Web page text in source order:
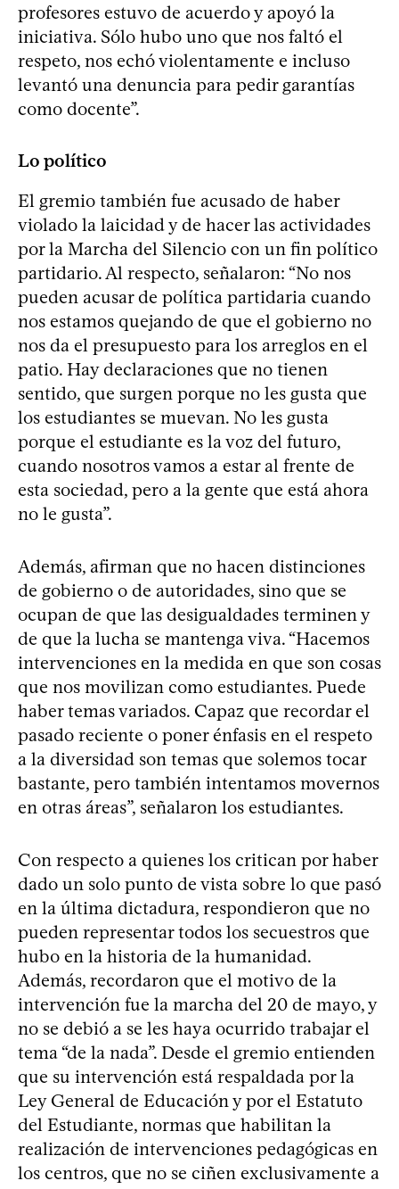
profesores estuvo de acuerdo y apoyó la
iniciativa. Sólo hubo uno que nos faltó el
respeto, nos echó violentamente e incluso
levantó una denuncia para pedir garantías
como docente”.
Lo político
El gremio también fue acusado de haber
violado la laicidad y de hacer las actividades
por la Marcha del Silencio con un fin político
partidario. Al respecto, señalaron: “No nos
pueden acusar de política partidaria cuando
nos estamos quejando de que el gobierno no
nos da el presupuesto para los arreglos en el
patio. Hay declaraciones que no tienen
sentido, que surgen porque no les gusta que
los estudiantes se muevan. No les gusta
porque el estudiante es la voz del futuro,
cuando nosotros vamos a estar al frente de
esta sociedad, pero a la gente que está ahora
no le gusta”.
Además, afirman que no hacen distinciones
de gobierno o de autoridades, sino que se
ocupan de que las desigualdades terminen y
de que la lucha se mantenga viva. “Hacemos
intervenciones en la medida en que son cosas
que nos movilizan como estudiantes. Puede
haber temas variados. Capaz que recordar el
pasado reciente o poner énfasis en el respeto
a la diversidad son temas que solemos tocar
bastante, pero también intentamos movernos
en otras áreas”, señalaron los estudiantes.
Con respecto a quienes los critican por haber
dado un solo punto de vista sobre lo que pasó
en la última dictadura, respondieron que no
pueden representar todos los secuestros que
hubo en la historia de la humanidad.
Además, recordaron que el motivo de la
intervención fue la marcha del 20 de mayo, y
no se debió a se les haya ocurrido trabajar el
tema “de la nada”. Desde el gremio entienden
que su intervención está respaldada por la
Ley General de Educación y por el Estatuto
del Estudiante, normas que habilitan la
realización de intervenciones pedagógicas en
los centros, que no se ciñen exclusivamente a